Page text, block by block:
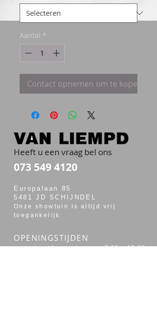
Aantal *
Contact opnemen om te kopen
Heeft u een vraag bel ons
073 549 4120
Europalaan 85
5481 JD SCHIJNDEL
Onze showtuin is altijd vrij
toegankelijk
OPENINGSTIJDEN
maandag t/m vrijdag van 7:00 - 17:30